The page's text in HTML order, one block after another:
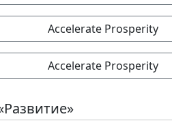
Accelerate Prosperity
Accelerate Prosperity